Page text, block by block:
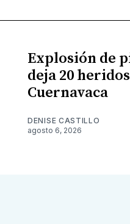
Explosión de
deja 20
Cuernavaca
DENISE CASTILLO
agosto 6, 2026